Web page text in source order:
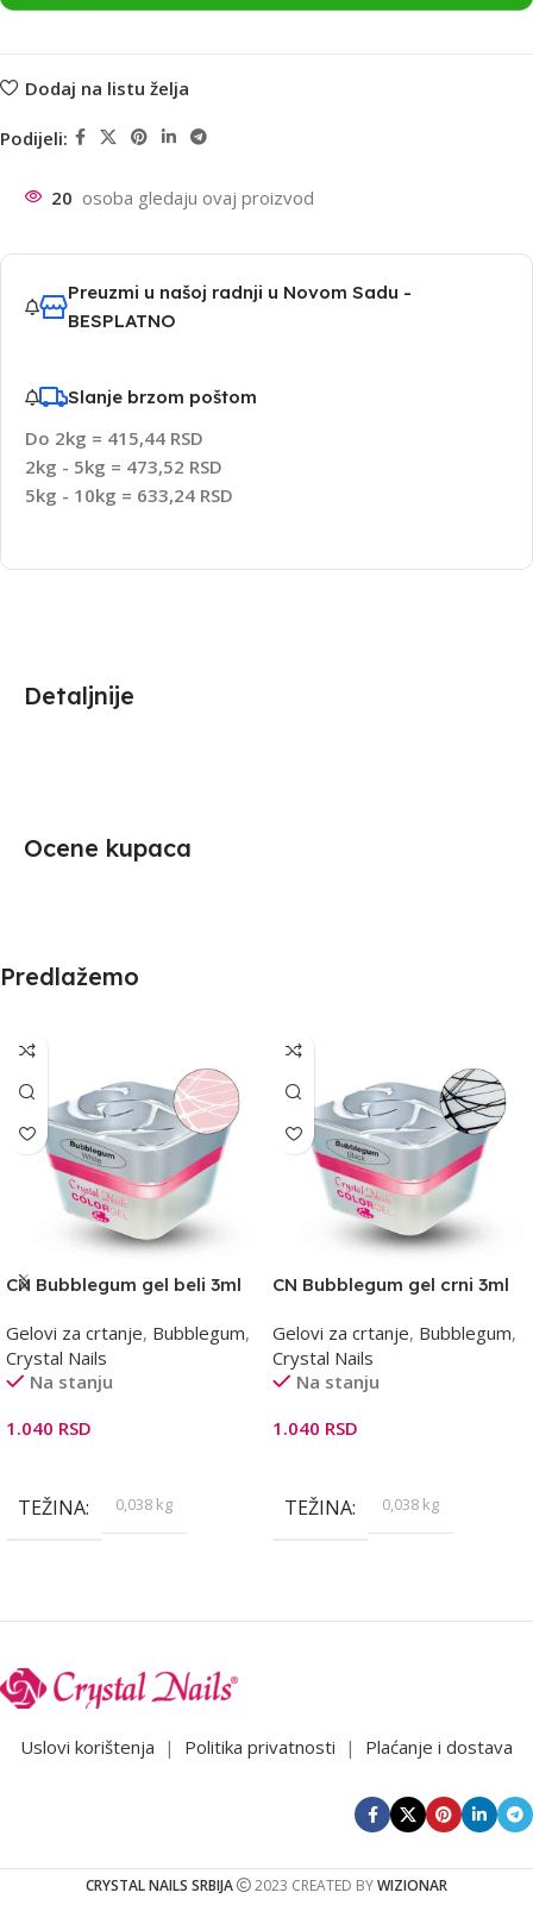
Dodaj na listu želja
Podijeli:
20 osoba gledaju ovaj proizvod
Preuzmi u našoj radnji u Novom Sadu -
BESPLATNO
Slanje brzom poštom
Do 2kg = 415,44 RSD
2kg - 5kg = 473,52 RSD
5kg - 10kg = 633,24 RSD
Detaljnije
Ocene kupaca
Predlažemo
CN Bubblegum gel beli 3ml
Gelovi za crtanje, Bubblegum,
Crystal Nails
Na stanju
1.040 RSD
TEŽINA 0,038 kg
CN Bubblegum gel crni 3ml
Gelovi za crtanje, Bubblegum,
Crystal Nails
Na stanju
1.040 RSD
TEŽINA 0,038 kg
Uslovi korištenja | Politika privatnosti | Plaćanje i dostava
CRYSTAL NAILS SRBIJA 2023 CREATED BYWIZIONAR